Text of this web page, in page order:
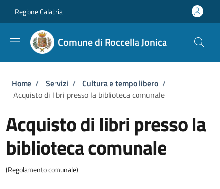
Regione Calabria
Comune di Roccella Jonica
Briciole di pane
Home / Servizi / Cultura e tempo libero /
Acquisto di libri presso la biblioteca comunale
Acquisto di libri presso la
biblioteca comunale
(Regolamento comunale)